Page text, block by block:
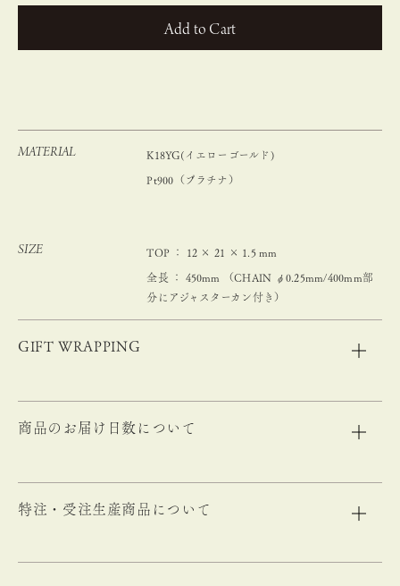
カートに入れる
MATERIAL K18YG(イエローゴールド)
Pt900（プラチナ）
SIZE TOP ： 12 × 21 × 1.5 mm
全長 ： 450mm （CHAIN φ0.25mm/400mm部
分にアジャスターカン付き）
GIFT WRAPPING
商品のお届け日数について
特注・受注生産商品について